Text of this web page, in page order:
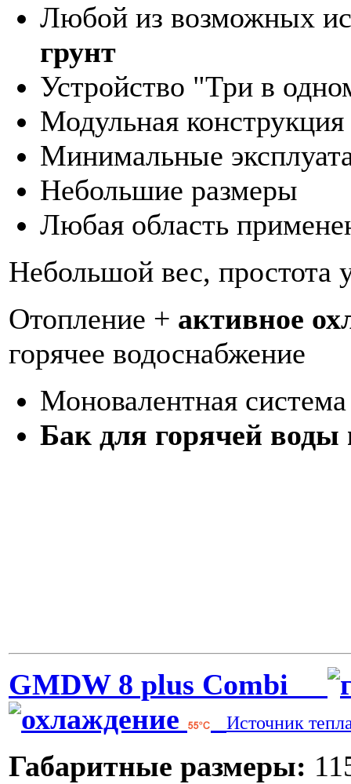
Любой из возможных
грунт
Устройство "Три в
Модульная конструкция
Минимальные
Небольшие размеры
Любая область
Небольшой вес, простота
Отопление + активное
горячее водоснабжение
Моновалентная
Бак для горячей
GMDW 8 plus Combi
Источник
Габаритные размеры: